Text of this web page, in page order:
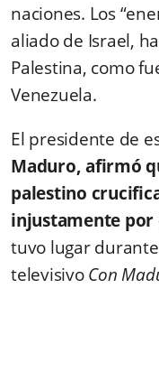
naciones. Los
aliado de Israel,
Palestina, como
Venezuela.
El presidente de
Maduro, afirmó
palestino
injustamente por
tuvo lugar
televisivoCon